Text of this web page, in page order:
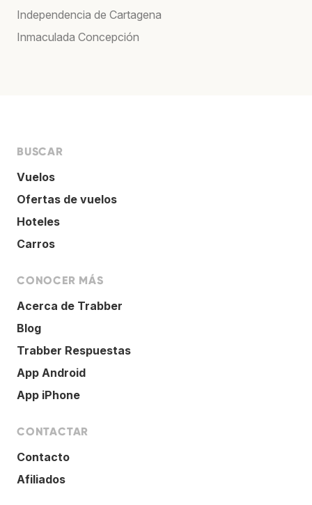
Independencia de Cartagena
Inmaculada Concepción
BUSCAR
Vuelos
Ofertas de vuelos
Hoteles
Carros
CONOCER MÁS
Acerca de Trabber
Blog
Trabber Respuestas
App Android
App iPhone
CONTACTAR
Contacto
Afiliados